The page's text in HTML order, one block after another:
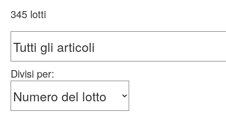
345 lotti
Divisi per: